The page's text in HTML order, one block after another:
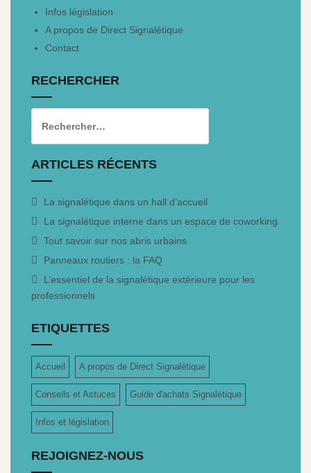
Infos législation
A propos de Direct Signalétique
Contact
RECHERCHER
ARTICLES RÉCENTS
La signalétique dans un hall d’accueil
La signalétique interne dans un espace de coworking
Tout savoir sur nos abris urbains
Panneaux routiers : la FAQ
L’essentiel de la signalétique extérieure pour les
professionnels
ETIQUETTES
Accueil A propos de Direct Signalétique
Conseils et Astuces Guide d'achats Signalétique
Infos et législation
REJOIGNEZ-NOUS